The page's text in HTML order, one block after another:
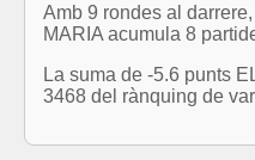
Amb 9 rondes al
MARIA acumula 8
La suma de -5.6 punts
3468 del rànquing de